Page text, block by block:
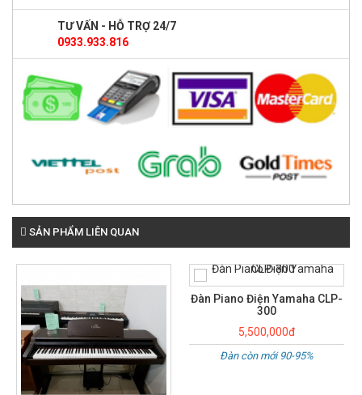
TƯ VẤN - HỖ TRỢ 24/7
0933.933.816
SẢN PHẨM LIÊN QUAN
Đàn Piano Điện Yamaha CLP-
300
5,500,000đ
Đàn còn mới 90-95%